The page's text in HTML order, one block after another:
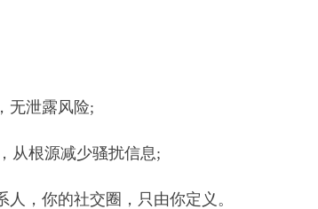
无泄露风险;
根源减少骚扰信息;
，你的社交圈，只由你定义。